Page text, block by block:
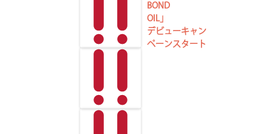
BOND
OIL」
デビューキャン
ペーンスタート